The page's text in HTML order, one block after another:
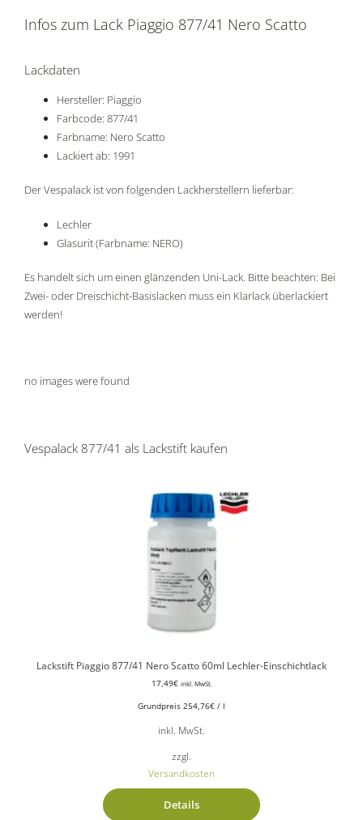
Infos zum Lack Piaggio 877/41 Nero Scatto
Lackdaten
Hersteller: Piaggio
Farbcode: 877/41
Farbname: Nero Scatto
Lackiert ab: 1991
Der Vespalack ist von folgenden Lackherstellern lieferbar:
Lechler
Glasurit (Farbname: NERO)
Es handelt sich um einen glänzenden Uni-Lack. Bitte beachten: Bei
Zwei- oder Dreischicht-Basislacken muss ein Klarlack überlackiert
werden!
no images were found
Vespalack 877/41 als Lackstift kaufen
Lackstift Piaggio 877/41 Nero Scatto 60ml Lechler-Einschichtlack
17,49€ inkl. MwSt.
Grundpreis 254,76€ / l
inkl. MwSt.
zzgl.
Versandkosten
Details